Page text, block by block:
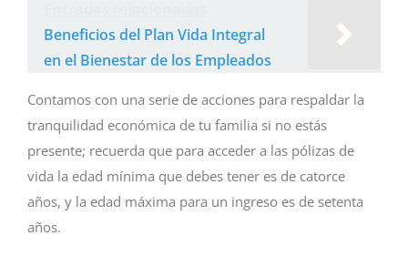
Beneficios del Plan Vida Integral
en el Bienestar de los Empleados
Contamos con una serie de acciones para respaldar la
tranquilidad económica de tu familia si no estás
presente; recuerda que para acceder a las pólizas de
vida la edad mínima que debes tener es de catorce
años, y la edad máxima para un ingreso es de setenta
años.